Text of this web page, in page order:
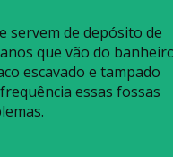
servem de depósito de
que vão do
escavado e tampado
essas fossas